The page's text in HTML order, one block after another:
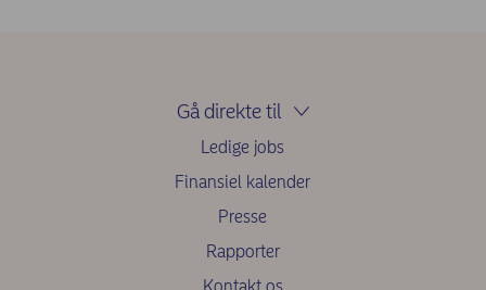
Gå direkte til
Ledige jobs
Finansiel kalender
Presse
Rapporter